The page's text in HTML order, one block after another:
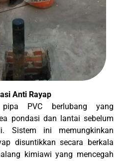
Anti Rayap
pipa PVC berlubang yang
pondasi dan lantai sebelum
Sistem ini memungkinkan
disuntikkan secara berkala
kimiawi yang mencegah